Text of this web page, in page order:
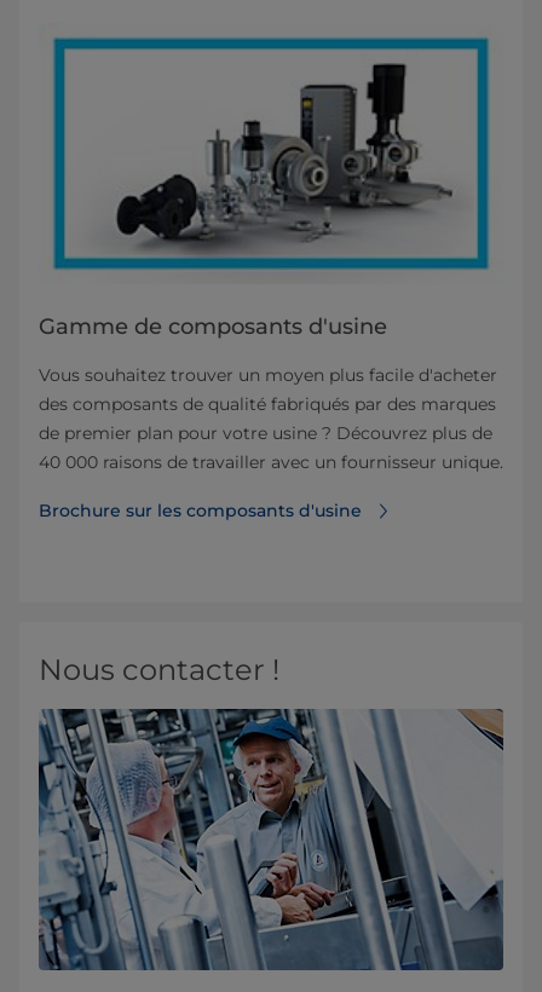
Gamme de composants d'usine
Vous souhaitez trouver un moyen plus facile d'acheter
des composants de qualité fabriqués par des marques
de premier plan pour votre usine ? Découvrez plus de
40 000 raisons de travailler avec un fournisseur unique.
Brochure sur les composants d'usine
Nous contacter !